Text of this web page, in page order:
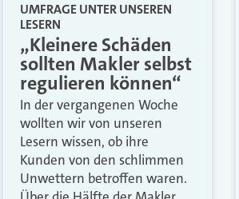
UMFRAGE UNTER UNSEREN
LESERN
„Kleinere Schäden
sollten Makler selbst
regulieren können“
In der vergangenen Woche
wollten wir von unseren
Lesern wissen, ob ihre
Kunden von den schlimmen
Unwettern betroffen waren.